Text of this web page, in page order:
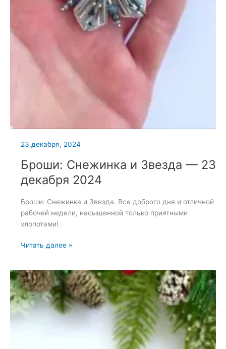
23 декабря, 2024
Броши: Снежинка и Звезда — 23
декабря 2024
Броши: Снежинка и Звезда. Все доброго дня и отличной
рабочей недели, насыщенной только приятными
хлопотами!
Броши:
Звезда
—
23
декабря
Читать далее »